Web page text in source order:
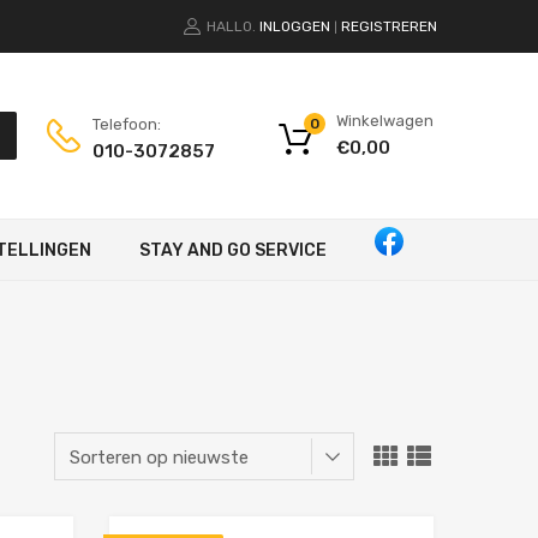
HALLO. INLOGGEN REGISTREREN
Telefoon:
010-3072857
Winkelwagen
€0,00
0
STAY AND GO SERVICE